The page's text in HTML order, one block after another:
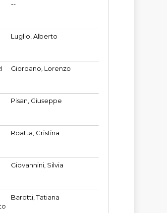
--
Luglio, Alberto
Giordano, Lorenzo
Pisan, Giuseppe
Roatta, Cristina
Giovannini, Silvia
Barotti, Tatiana